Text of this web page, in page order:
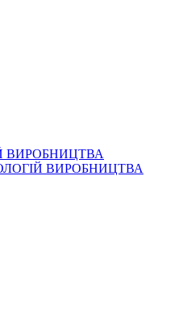
ВИРОБНИЦТВА
ВИРОБНИЦТВА